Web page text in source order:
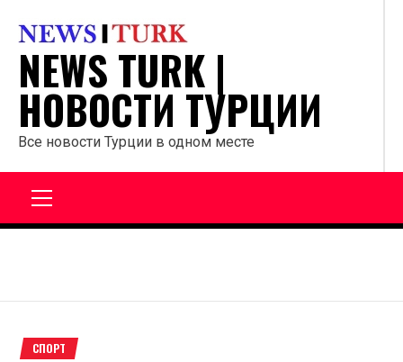
содержанию
NEWS TURK |
НОВОСТИ ТУРЦИИ
Все новости Турции в одном месте
СПОРТ